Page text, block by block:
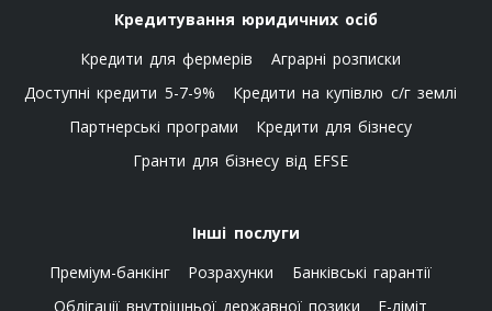
Кредитування юридичних осіб
Кредити для фермерів
Аграрні розписки
Доступні кредити 5-7-9%
Кредити на купівлю с/г землі
Партнерські програми
Кредити для бізнесу
Гранти для бізнесу від EFSE
Інші послуги
Преміум-банкінг
Розрахунки
Банківські гарантії
Облігації внутрішньої державної позики
E-ліміт